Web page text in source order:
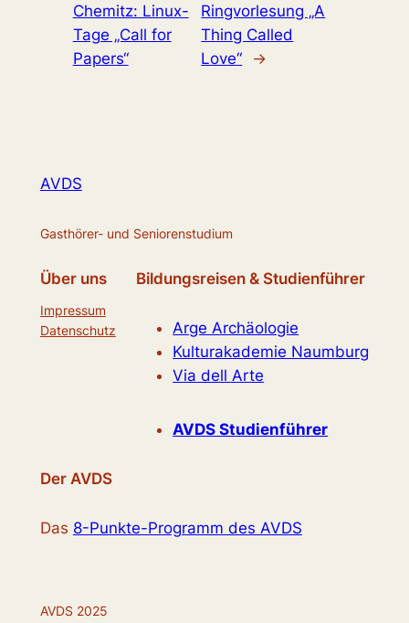
Chemitz: Linux-
Tage „Call for
Papers“
Ringvorlesung „A
Thing Called
Love“
→
AVDS
Gasthörer- und Seniorenstudium
Über uns
Impressum
Datenschutz
Bildungsreisen & Studienführer
Arge Archäologie
Kulturakademie Naumburg
Via dell Arte
AVDS Studienführer
Der AVDS
Das 8-Punkte-Programm des AVDS
AVDS 2025